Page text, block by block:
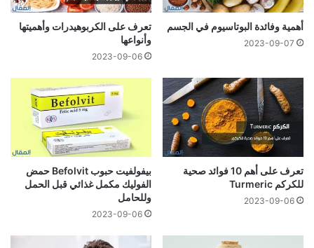
أهمية وفائدة البوتاسيوم في الجسم
2023-09-07
تعرف على الكربوهيدرات وأهميتها
وأنواعها
2023-09-06
تعرف على أهم 10 فوائد صحية
للكركم Turmeric
2023-09-06
بيفولفيت حبوب Befolvit حمض
الفوليك مكمل غذائي قبل الحمل
وللحامل
2023-09-06